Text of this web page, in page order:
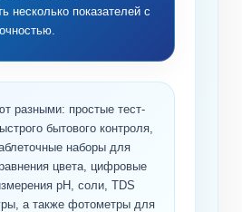
несколько показателей с
разными: простые тест-
бытового контроля,
наборы для
цвета, цифровые
pH, соли, TDS
а также фотометры для